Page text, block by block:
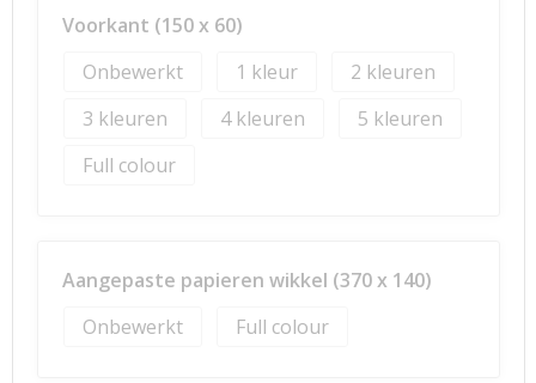
Voorkant (150 x 60)
Onbewerkt
1
2
3
4
5
Full colour
Aangepaste papieren wikkel (370 x 140)
Onbewerkt
Full colour